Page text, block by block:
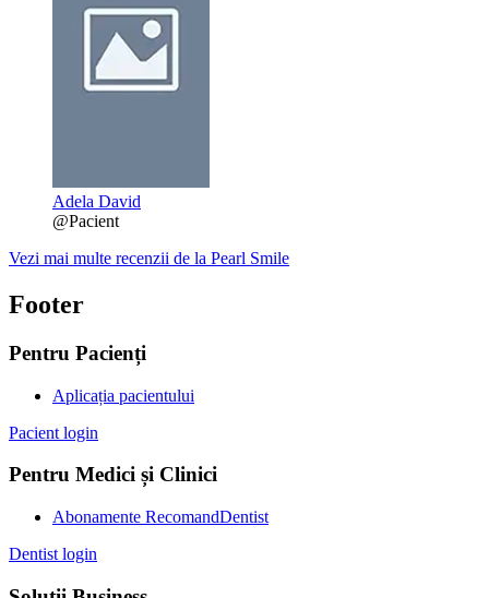
Adela David
@Pacient
Vezi mai multe recenzii de la Pearl Smile
Footer
Pentru Pacienți
Aplicația pacientului
Pacient login
Pentru Medici și Clinici
Abonamente RecomandDentist
Dentist login